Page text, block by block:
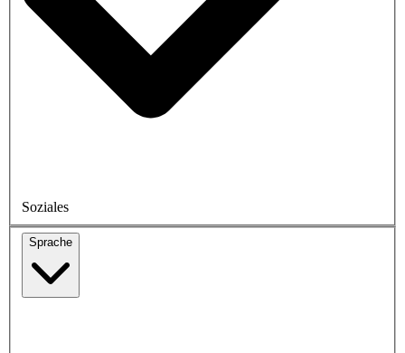
Soziales
Sprache